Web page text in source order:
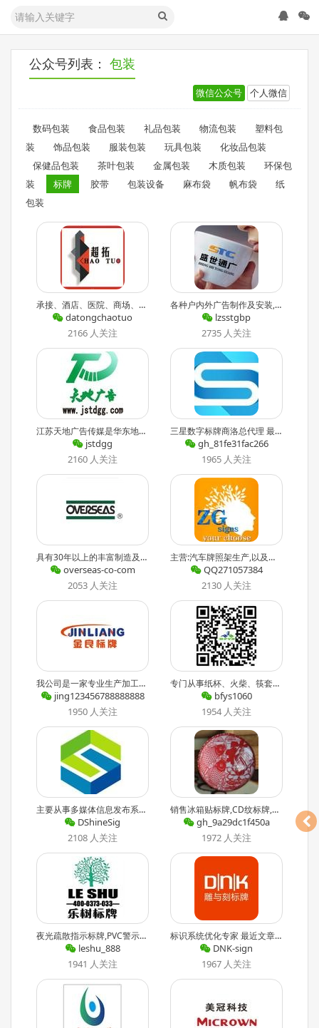
公众号列表： 包装
微信公众号 个人微信
数码包装 食品包装 礼品包装 物流包装
塑料包
装
饰品包装 服装包装 玩具包装
化妆品包装
保健品包装
茶叶包装 金属包装 木质包装
环保包
装
标牌 胶带 包装设备 麻布袋 帆布袋
纸
包装
承接、酒店、医院、商场、企事业单位的标识设计制作安装 最近文章：【超拓*享】教堂标识风景
datongchaotuo
2166 人关注
各种户内外广告制作及安装,企业标识视觉形象工程,铝板反光标识牌. 最近文章：数字标牌应用需注重与营销方案整合
lzsstgbp
2735 人关注
江苏天地广告传媒是华东地区最大的广告制作运营商,广积十余载广告经验,已成功为中国数以万计的用户提供富有优质的服务. 最近文章：第二届天地广告-大富豪啤酒节即将开业,敬请期待!集赞有奖
jstdgg
2160 人关注
三星数字标牌商洛总代理 最近文章：数字标牌
gh_81fe31fac266
1965 人关注
具有30年以上的丰富制造及设计酒店设备和标志的经验,专业标志项目为客户度身订做,在香港和上海均有独立的生产厂房,每年承接超过50家4-5星级酒店,总公司设于香港. 公司电话 +86 21 6250 6
overseas-co-com
2053 人关注
主营:汽车牌照架生产,以及铝制塑料品印刷加工.关注我,了解我们的动态. 最近文章：男子买3辆特斯拉只展示不开:30富豪排队想摸
QQ271057384
2130 人关注
我公司是一家专业生产加工各种金属标牌工艺的工厂,主要生产各种特色不锈钢标牌、不干胶标识牌;铝片标牌;高光标牌、平常,pvc标牌,机械铭牌、电器标牌、家具标牌、打火机标牌、眼镜标牌、等金属标牌 (可以设
jing123456788888888
1950 人关注
专门从事纸杯、火柴、筷套、各类名片、抽纸、钱包纸、手提袋、浮雕标牌、房间牌、单色印刷品、无碳复写、三联收据、画册宣传册、海报、宣传单、说明书、不干胶、信纸、信封、产品包装、高档礼盒等宣传品得印刷.
bfys1060
1954 人关注
主要从事多媒体信息发布系统、连锁零售业信息传播系统、餐饮业数字点餐传播系统、灯俱展播系统、高清视频会议系统等,可以与各行业应用程序无缝链接,与医院叫号系统、航空航班信息系统、银行外汇信息系统完美结合
DShineSig
2108 人关注
销售冰箱贴标牌,CD纹标牌,点塑标牌,冲压标牌,车牌架,喷漆标牌,有机玻璃标牌,水晶点塑标牌,标牌包装袋 最近文章：阿迪达斯淘宝2折火爆开团!
gh_9a29dc1f450a
1972 人关注
夜光疏散指示标牌,PVC警示牌,煤矿反光牌,交通指示牌,小区花草牌,亚克力浮雕酒店门牌,应急灯,标识灯,反光车身贴,写真,喷绘,丝印制作各种材质标识标牌 最近文章：感谢您关注乐树标牌有限责任公司
leshu_888
1941 人关注
标识系统优化专家 最近文章：导视系统设计的可读性
DNK-sign
1967 人关注